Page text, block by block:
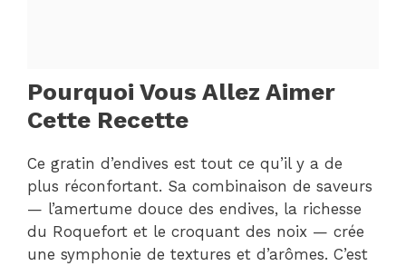
Pourquoi Vous Allez Aimer
Cette Recette
Ce gratin d’endives est tout ce qu’il y a de
plus réconfortant. Sa combinaison de saveurs
— l’amertume douce des endives, la richesse
du Roquefort et le croquant des noix — crée
une symphonie de textures et d’arômes. C’est